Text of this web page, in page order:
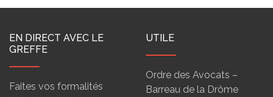
EN DIRECT AVEC LE
GREFFE
Faites vos formalités
UTILE
Ordre des Avocats –
Barreau de la Drôme